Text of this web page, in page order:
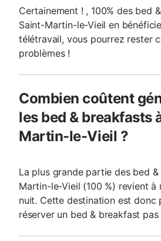
Certainement ! , 100% des bed
Saint-Martin-le-Vieil en
télétravail, vous pourrez rester
problèmes !
Combien coûtent
les bed & breakfasts
Martin-le-Vieil ?
La plus grande partie des bed
Martin-le-Vieil (100 %) revient à
nuit. Cette destination est donc
réserver un bed & breakfast pas